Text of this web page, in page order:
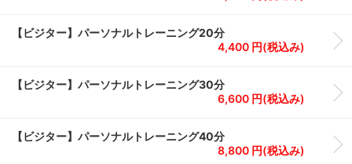
【ビジター】パーソナルトレーニング20分
4,400 円(税込み)
【ビジター】パーソナルトレーニング30分
6,600 円(税込み)
【ビジター】パーソナルトレーニング40分
8,800 円(税込み)